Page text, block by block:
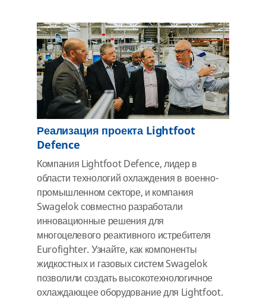
Реализация проекта Lightfoot
Defence
Компания Lightfoot Defence, лидер в
области технологий охлаждения в военно-
промышленном секторе, и компания
Swagelok совместно разработали
инновационные решения для
многоцелевого реактивного истребителя
Eurofighter. Узнайте, как компоненты
жидкостных и газовых систем Swagelok
позволили создать высокотехнологичное
охлаждающее оборудование для Lightfoot.